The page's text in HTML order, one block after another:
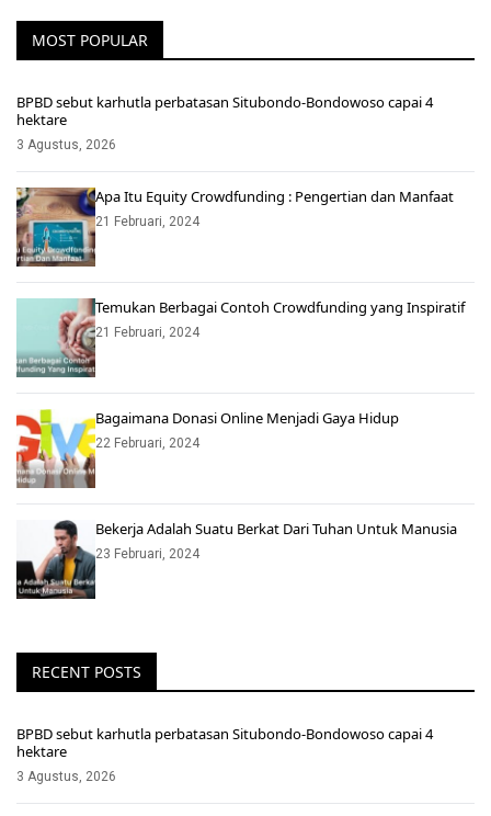
MOST POPULAR
BPBD sebut karhutla perbatasan Situbondo-Bondowoso capai 4
hektare
3 Agustus, 2026
Apa Itu Equity Crowdfunding : Pengertian dan Manfaat
21 Februari, 2024
Temukan Berbagai Contoh Crowdfunding yang Inspiratif
21 Februari, 2024
Bagaimana Donasi Online Menjadi Gaya Hidup
22 Februari, 2024
Bekerja Adalah Suatu Berkat Dari Tuhan Untuk Manusia
23 Februari, 2024
RECENT POSTS
BPBD sebut karhutla perbatasan Situbondo-Bondowoso capai 4
hektare
3 Agustus, 2026